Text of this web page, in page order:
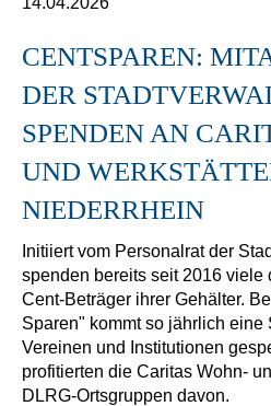
CENTSPAREN:
DER
SPENDEN AN
UND
NIEDERRHEIN
Initiiert vom Personalrat der
spenden bereits seit 2016 viele
Cent-Beträger ihrer Gehälter.
Sparen" kommt so jährlich eine
Vereinen und Institutionen
profitierten die Caritas Wohn-
DLRG-Ortsgruppen davon.